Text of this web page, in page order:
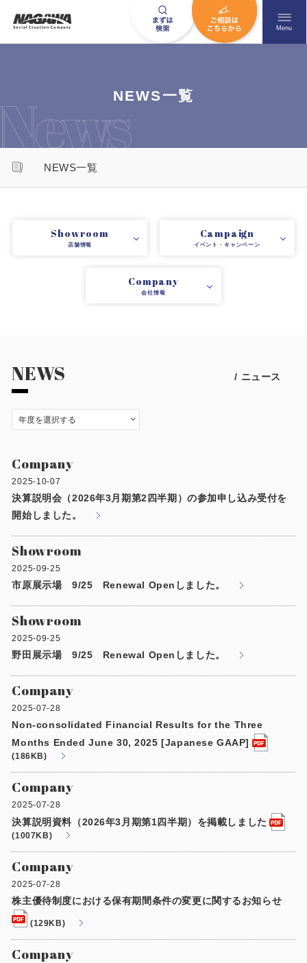
メニュ
Menu
お問い合わせはこちら
営業時間AM 9:00〜PM6:00
事務所・作業場
ガレージ・物置
勉強部屋・子供部屋
中古品
製品特長と納入までの流れ
ユニットハウス
モジュール建築（プレハブ）
危険物保管庫
展示場を探す
その他
映像集
展示場用地の募集
NEWS一覧
NEWS一覧
Showroom
店舗情報
Campaign
イベント・キャンペーン
Company
会社情報
NEWS / ニュース
Company
2025-10-07
決算説明会（2026年3月期第2四半期）の参加申し込み受付を
開始しました。
Showroom
2025-09-25
市原展示場 9/25 Renewal Openしました。
Showroom
2025-09-25
野田展示場 9/25 Renewal Openしました。
Company
2025-07-28
Non-consolidated Financial Results for the Three
Months Ended June 30, 2025 [Japanese GAAP]
(186KB)
Company
2025-07-28
決算説明資料（2026年3月期第1四半期）を掲載しました
(1007KB)
Company
2025-07-28
株主優待制度における保有期間条件の変更に関するお知らせ
(129KB)
Company